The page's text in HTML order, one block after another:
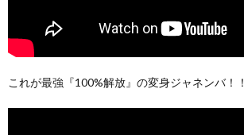
これが最強『100%解放』の変身ジャネンバ！！